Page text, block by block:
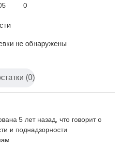
0
не обнаружены
(0)
5 лет назад, что говорит о
и поднадзорности